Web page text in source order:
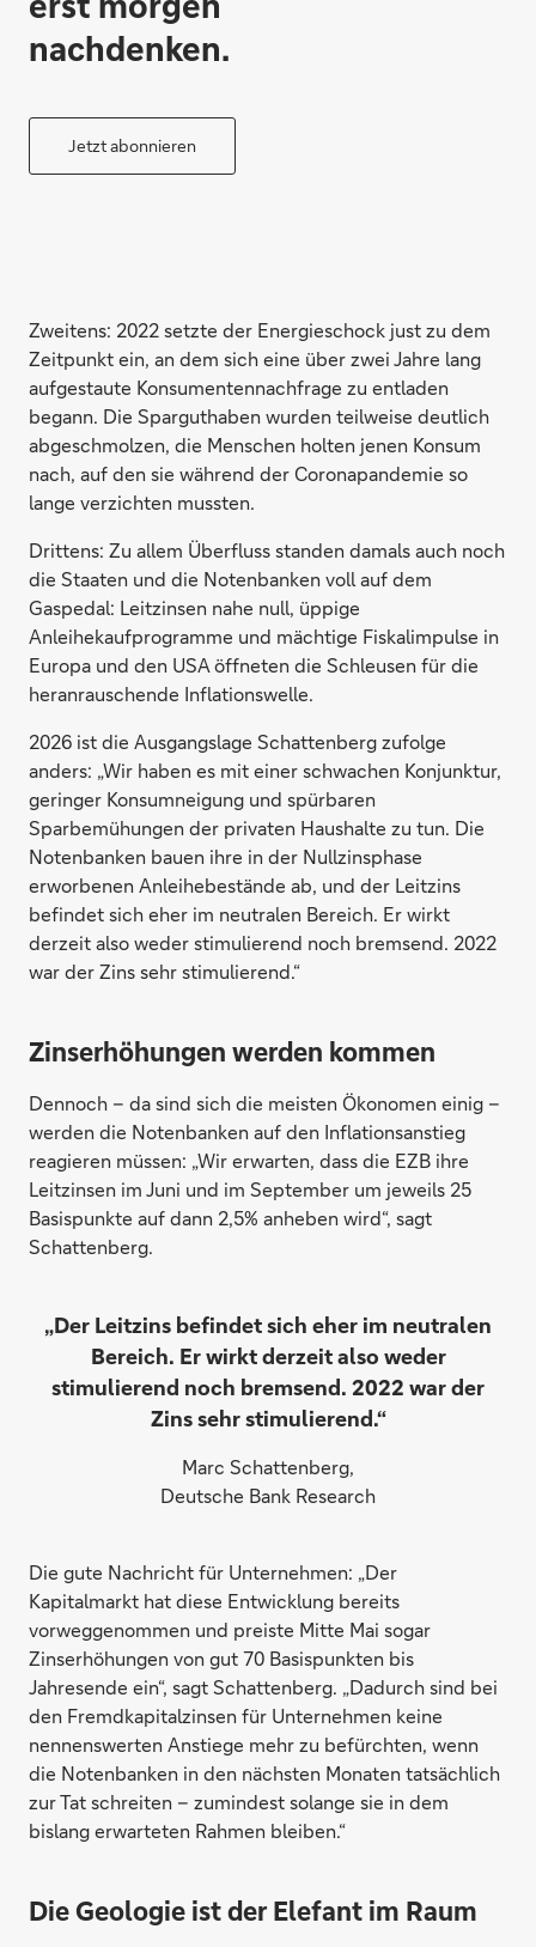
nachdenken.
Jetzt abonnieren
Zweitens: 2022 setzte der Energieschock just zu dem
Zeitpunkt ein, an dem sich eine über zwei Jahre lang
aufgestaute Konsumentennachfrage zu entladen
begann. Die Sparguthaben wurden teilweise deutlich
abgeschmolzen, die Menschen holten jenen Konsum
nach, auf den sie während der Coronapandemie so
lange verzichten mussten.
Drittens: Zu allem Überfluss standen damals auch noch
die Staaten und die Notenbanken voll auf dem
Gaspedal: Leitzinsen nahe null, üppige
Anleihekaufprogramme und mächtige Fiskalimpulse in
Europa und den USA öffneten die Schleusen für die
heranrauschende Inflationswelle.
2026 ist die Ausgangslage Schattenberg zufolge
anders: „Wir haben es mit einer schwachen Konjunktur,
geringer Konsumneigung und spürbaren
Sparbemühungen der privaten Haushalte zu tun. Die
Notenbanken bauen ihre in der Nullzinsphase
erworbenen Anleihebestände ab, und der Leitzins
befindet sich eher im neutralen Bereich. Er wirkt
derzeit also weder stimulierend noch bremsend. 2022
war der Zins sehr stimulierend.“
Zinserhöhungen werden kommen
Dennoch – da sind sich die meisten Ökonomen einig –
werden die Notenbanken auf den Inflationsanstieg
reagieren müssen: „Wir erwarten, dass die EZB ihre
Leitzinsen im Juni und im September um jeweils 25
Basispunkte auf dann 2,5% anheben wird“, sagt
Schattenberg.
„Der Leitzins befindet sich eher im neutralen
Bereich. Er wirkt derzeit also weder
stimulierend noch bremsend. 2022 war der
Zins sehr stimulierend.“
Marc Schattenberg,
Deutsche Bank Research
Die gute Nachricht für Unternehmen: „Der
Kapitalmarkt hat diese Entwicklung bereits
vorweggenommen und preiste Mitte Mai sogar
Zinserhöhungen von gut 70 Basispunkten bis
Jahresende ein“, sagt Schattenberg. „Dadurch sind bei
den Fremdkapitalzinsen für Unternehmen keine
nennenswerten Anstiege mehr zu befürchten, wenn
die Notenbanken in den nächsten Monaten tatsächlich
zur Tat schreiten – zumindest solange sie in dem
bislang erwarteten Rahmen bleiben.“
Die Geologie ist der Elefant im Raum